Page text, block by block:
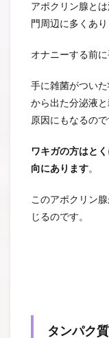
アポクリン腺と
門周辺に多くあり
オナニーする前
手に雑菌がつい
から出た分泌液
原因にもなるので
ワキガの方はと
向にあります。
このアポクリン
じるのです。
タンパク